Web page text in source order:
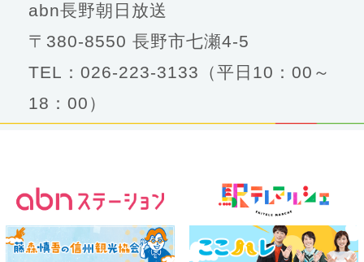
abn長野朝日放送
〒380-8550 長野市七瀬4-5
TEL：026-223-3133（平日10：00～
18：00）